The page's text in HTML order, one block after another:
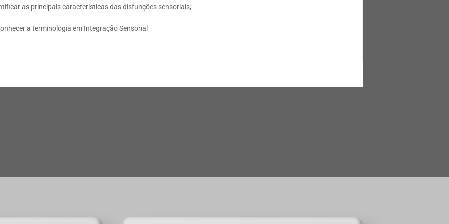
as principais características das disfunções sensoriais;
a terminologia em Integração Sensorial